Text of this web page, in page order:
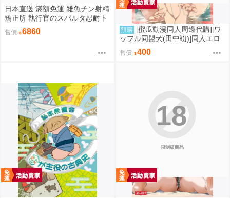
日本直送 滿額免運 雜魚チン射精
矯正所 執行官のスパルタ忍耐ト
レーニング 4kg重量級 優品 / 優
品即戰力組合 疾風雷神
售價 6860 預購 [蜜瓜動漫同人周邊代購][ワ
ッフル同盟犬(田中竕)]同人エロ
ゲ転生2上～発動!ヌルヌルスケ
ベスキル(同人誌)
售價 400
限制級商品
18